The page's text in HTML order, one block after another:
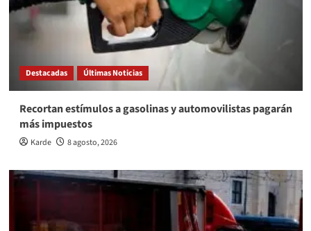
Destacadas Últimas Noticias
Recortan estímulos a gasolinas y automovilistas pagarán
más impuestos
Karde 8 agosto, 2026